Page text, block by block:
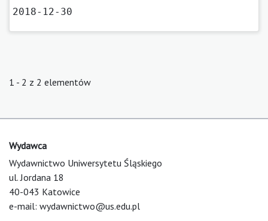
2018-12-30
1 - 2 z 2 elementów
Wydawca
Wydawnictwo Uniwersytetu Śląskiego
ul. Jordana 18
40-043 Katowice
e-mail: wydawnictwo@us.edu.pl